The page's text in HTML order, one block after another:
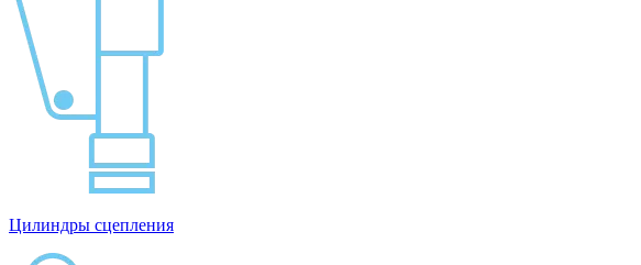
Цилиндры сцепления